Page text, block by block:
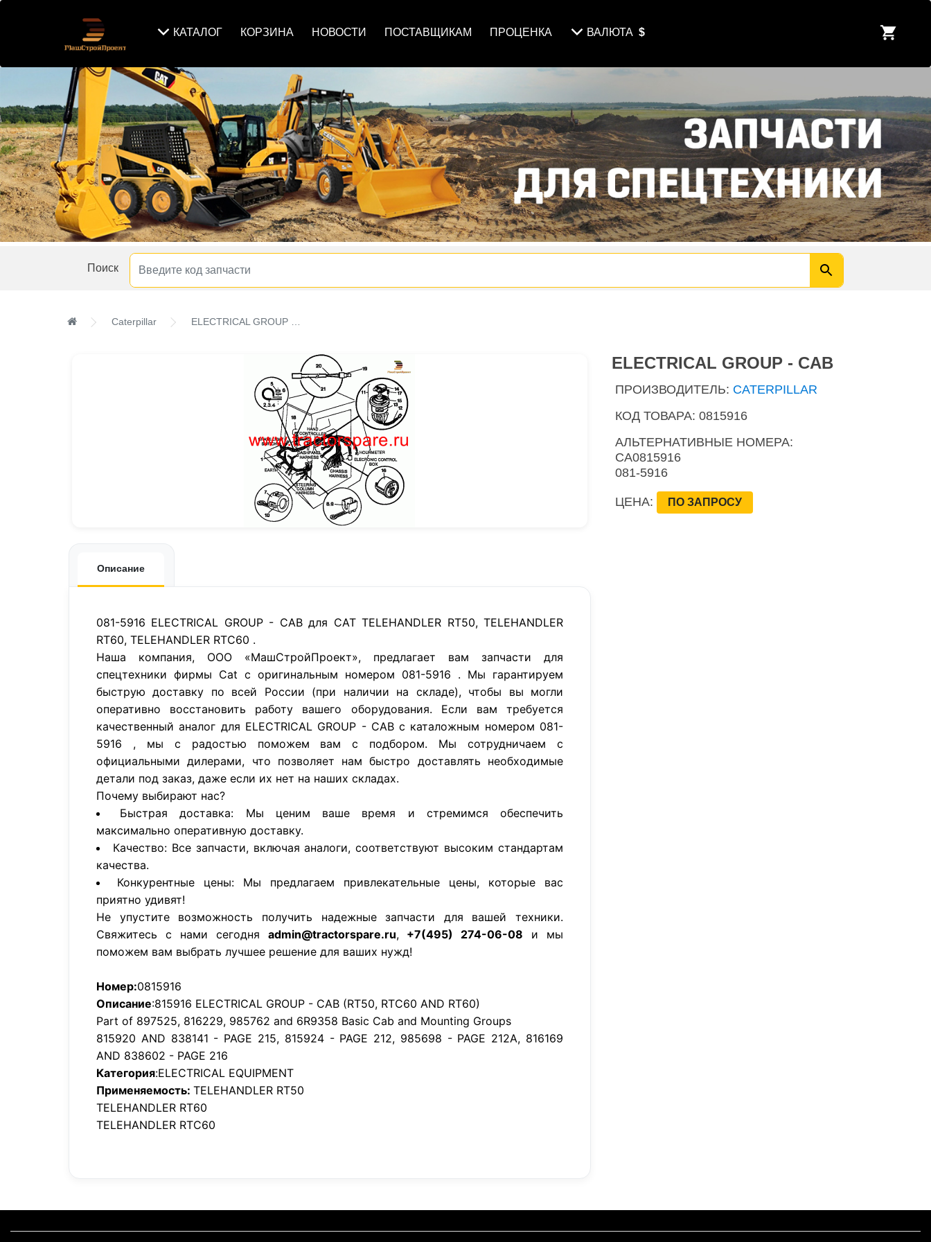
КАТАЛОГ КОРЗИНА НОВОСТИ ПОСТАВЩИКАМ ПРОЦЕНКА ВАЛЮТА $
Поиск
Caterpillar ELECTRICAL GROUP - CAB
Описание
081-5916 ELECTRICAL GROUP - CAB для CAT TELEHANDLER RT50, TELEHANDLER
RT60, TELEHANDLER RTC60 .
Наша компания, ООО «МашСтройПроект», предлагает вам запчасти для
спецтехники фирмы Cat с оригинальным номером 081-5916 . Мы гарантируем
быструю доставку по всей России (при наличии на складе), чтобы вы могли
оперативно восстановить работу вашего оборудования. Если вам требуется
качественный аналог для ELECTRICAL GROUP - CAB с каталожным номером 081-
5916 , мы с радостью поможем вам с подбором. Мы сотрудничаем с
официальными дилерами, что позволяет нам быстро доставлять необходимые
детали под заказ, даже если их нет на наших складах.
Почему выбирают нас?
Быстрая доставка: Мы ценим ваше время и стремимся обеспечить
максимально оперативную доставку.
Качество: Все запчасти, включая аналоги, соответствуют высоким стандартам
качества.
Конкурентные цены: Мы предлагаем привлекательные цены, которые вас
приятно удивят!
Не упустите возможность получить надежные запчасти для вашей техники.
Свяжитесь с нами сегодня admin@tractorspare.ru, +7(495) 274-06-08 и мы
поможем вам выбрать лучшее решение для ваших нужд!
Номер:0815916
Описание:815916 ELECTRICAL GROUP - CAB (RT50, RTC60 AND RT60)
Part of 897525, 816229, 985762 and 6R9358 Basic Cab and Mounting Groups
815920 AND 838141 - PAGE 215, 815924 - PAGE 212, 985698 - PAGE 212A, 816169
AND 838602 - PAGE 216
Категория:ELECTRICAL EQUIPMENT
Применяемость: TELEHANDLER RT50
TELEHANDLER RT60
TELEHANDLER RTC60
ELECTRICAL GROUP - CAB
ПРОИЗВОДИТЕЛЬ: CATERPILLAR
КОД ТОВАРА: 0815916
АЛЬТЕРНАТИВНЫЕ НОМЕРА:
CA0815916
081-5916
ЦЕНА: ПО ЗАПРОСУ